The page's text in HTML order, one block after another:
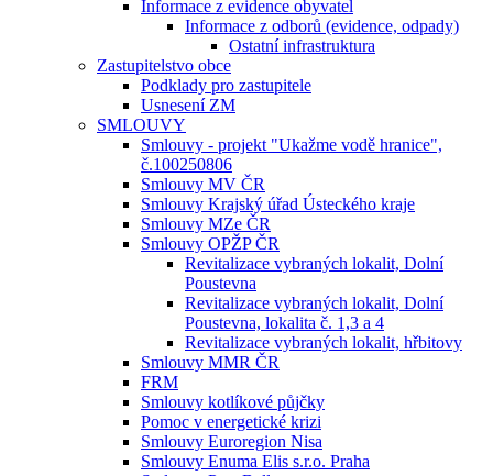
Informace z evidence obyvatel
Informace z odborů (evidence, odpady)
Ostatní infrastruktura
Zastupitelstvo obce
Podklady pro zastupitele
Usnesení ZM
SMLOUVY
Smlouvy - projekt "Ukažme vodě hranice",
č.100250806
Smlouvy MV ČR
Smlouvy Krajský úřad Ústeckého kraje
Smlouvy MZe ČR
Smlouvy OPŽP ČR
Revitalizace vybraných lokalit, Dolní
Poustevna
Revitalizace vybraných lokalit, Dolní
Poustevna, lokalita č. 1,3 a 4
Revitalizace vybraných lokalit, hřbitovy
Smlouvy MMR ČR
FRM
Smlouvy kotlíkové půjčky
Pomoc v energetické krizi
Smlouvy Euroregion Nisa
Smlouvy Enuma Elis s.r.o. Praha